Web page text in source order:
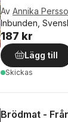
Av Annika
Inbunden,
187 kr
Lägg till
Skickas
Brödmat -